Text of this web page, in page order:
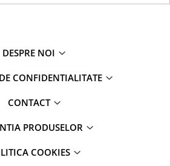
DESPRE NOI
CONFIDENTIALITATE
CONTACT
PRODUSELOR
COOKIES